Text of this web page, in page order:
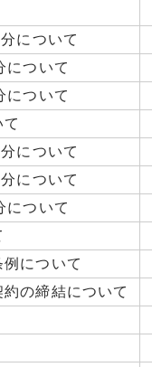
について
について
について
について
について
について
について
の締結について